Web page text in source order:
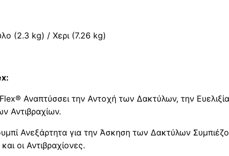
(2.3 kg) / Χερι (7.26 kg)
® Αναπτύσσει την Αντοχή των Δακτύλων, την
Αντιβραχίων.
Ανεξάρτητα για την Άσκηση των Δακτύλων
οι Αντιβραχίονες.